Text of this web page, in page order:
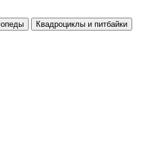
Квадроциклы и питбайки